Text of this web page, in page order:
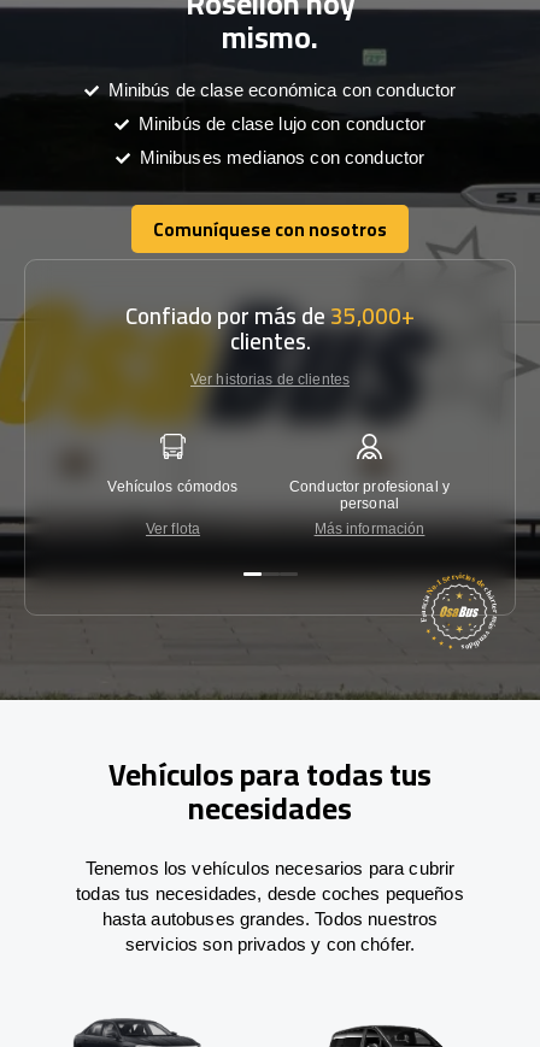
mismo.
Minibús de clase económica con conductor
Minibús de clase lujo con conductor
Minibuses medianos con conductor
Comuníquese con nosotros
Comuníquese con nosotros
Confiado por más de35,000+
clientes.
Ver historias de clientes
Vehículos cómodos
Ver flota
Conductor profesional y
personal
Más información
Vehículos para todas tus
necesidades
Tenemos los vehículos necesarios para cubrir
todas tus necesidades, desde coches pequeños
hasta autobuses grandes. Todos nuestros
servicios son privados y con chófer.